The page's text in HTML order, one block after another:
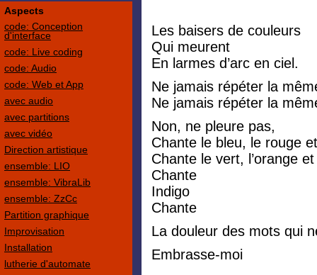
Les baisers de couleurs
Qui meurent
En larmes d’arc en ciel.
Ne jamais répéter la
Ne jamais répéter la
Non, ne pleure pas,
Chante le bleu, le rouge
Chante le vert, l’orange
Chante
Indigo
Chante
La douleur des mots qui
Embrasse-moi
Aspects
code: Conception
d'interface
code: Live coding
code: Audio
code: Web et App
avec audio
avec partitions
avec vidéo
Direction artistique
ensemble: LIO
ensemble: VibraLib
ensemble: ZzCc
Partition graphique
Improvisation
Installation
lutherie d'automate